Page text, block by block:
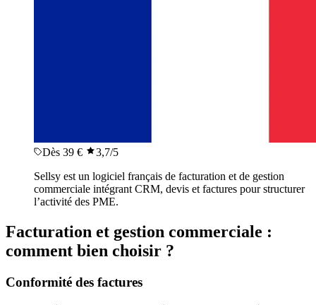
Dès 39 € 3,7/5
Sellsy est un logiciel français de facturation et de gestion
commerciale intégrant CRM, devis et factures pour structurer
l’activité des PME.
Facturation et gestion commerciale :
comment bien choisir ?
Conformité des factures